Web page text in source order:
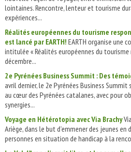
lointaines. Rencontre, lenteur et tourisme
expériences...
Réalités européennes du tourisme
est lancé par EARTH! EARTH organise une
intitulée « Réalités européennes du tourisme
décembre...
2e Pyrénées Business Summit : Des
avril dernier, le 2e Pyrénées Business Summit
au cœur des Pyrénées catalanes, avec pour
synergies...
Voyage en Hétérotopia avec Via Brachy
Ariège, dans le but d’emmener des jeunes
personnes en situation de handicap à la